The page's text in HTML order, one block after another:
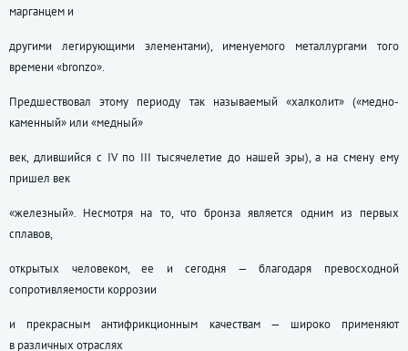
марганцем и
другими легирующими элементами), именуемого металлургами того
времени «bronzo».
Предшествовал этому периоду так называемый «халколит» («медно-
каменный» или «медный»
век, длившийся с IV по III тысячелетие до нашей эры), а на смену ему
пришел век
«железный». Несмотря на то, что бронза является одним из первых
сплавов,
открытых человеком, ее и сегодня — благодаря превосходной
сопротивляемости коррозии
и прекрасным антифрикционным качествам — широко применяют
в различных отраслях